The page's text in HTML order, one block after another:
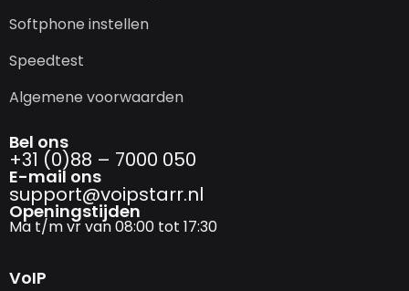
Softphone instellen
Speedtest
Algemene voorwaarden
Bel ons
+31 (0)88 – 7000 050
E-mail ons
support@­voipstarr.nl
Openingstijden
Ma t/m vr van 08:00 tot 17:30
VoIP